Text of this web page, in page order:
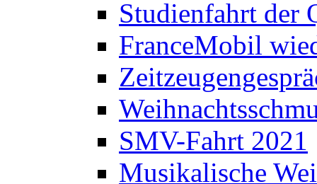
Studienfahrt der
FranceMobil
SMV-Fahrt 2021
Musikalische